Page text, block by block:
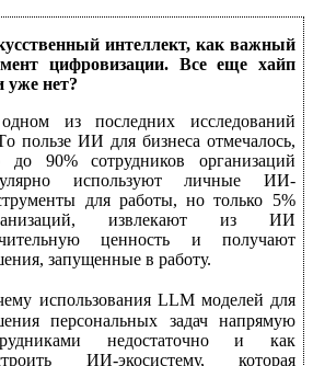
интеллект, как важный
цифровизации. Все еще хайп
уже нет?
из последних исследований
о пользе ИИ для бизнеса отмечалось,
до 90% сотрудников организаций
используют личные ИИ-
для работы, но только 5%
извлекают из ИИ
ценность и получают
запущенные в работу.
использования LLМ моделей для
персональных задач напрямую
недостаточно и как
ИИ-экосистему, которая